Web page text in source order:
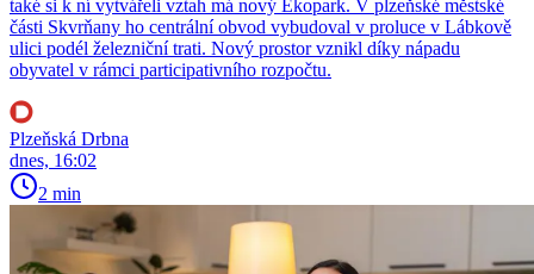
také si k ní vytvářeli vztah má nový Ekopark. V plzeňské městské
části Skvrňany ho centrální obvod vybudoval v proluce v Lábkově
ulici podél železniční trati. Nový prostor vznikl díky nápadu
obyvatel v rámci participativního rozpočtu.
Plzeňská Drbna
dnes, 16:02
2 min